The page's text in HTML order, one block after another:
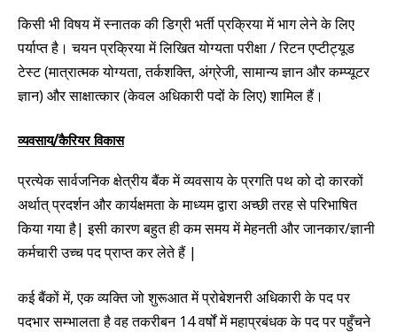
किसी भी विषय में स्नातक की डिग्री भर्ती प्रक्रिया में भाग लेने के लिए
पर्याप्त है। चयन प्रक्रिया में लिखित योग्यता परीक्षा / रिटन एप्टीट्यूड
टेस्ट (मात्रात्मक योग्यता, तर्कशक्ति, अंग्रेजी, सामान्य ज्ञान और कम्प्यूटर
ज्ञान) और साक्षात्कार (केवल अधिकारी पदों के लिए) शामिल हैं।
व्यवसाय/कैरियर विकास
प्रत्येक सार्वजनिक क्षेत्रीय बैंक में व्यवसाय के प्रगति पथ को दो कारकों
अर्थात् प्रदर्शन और कार्यक्षमता के माध्यम द्वारा अच्छी तरह से परिभाषित
किया गया है| इसी कारण बहुत ही कम समय में मेहनती और जानकार/ज्ञानी
कर्मचारी उच्च पद प्राप्त कर लेते हैं |
कई बैंकों में, एक व्यक्ति जो शुरूआत में प्रोबेशनरी अधिकारी के पद पर
पदभार सम्भालता है वह तकरीबन 14वर्षोंमें महाप्रबंधक के पद पर पहुँचने